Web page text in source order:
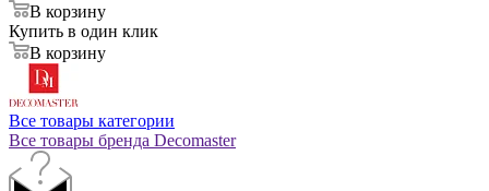
В корзину
Купить в один клик
В корзину
Все товары категории
Все товары бренда Decomaster